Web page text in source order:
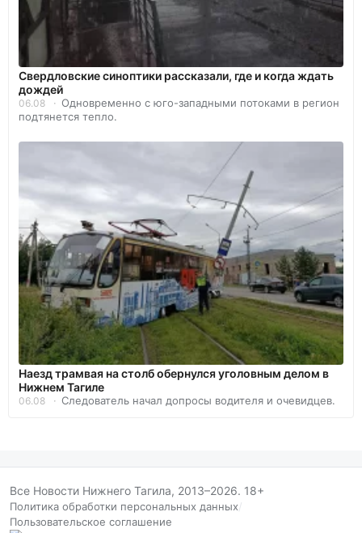
Свердловские синоптики рассказали, где и когда ждать
дождей
06.08
Одновременно с юго-западными потоками в регион
подтянется тепло.
Наезд трамвая на столб обернулся уголовным делом в
Нижнем Тагиле
06.08 Следователь начал допросы водителя и очевидцев.
Все Новости Нижнего Тагила, 2013–2026. 18+
Политика обработки персональных данных/
Пользовательское соглашение